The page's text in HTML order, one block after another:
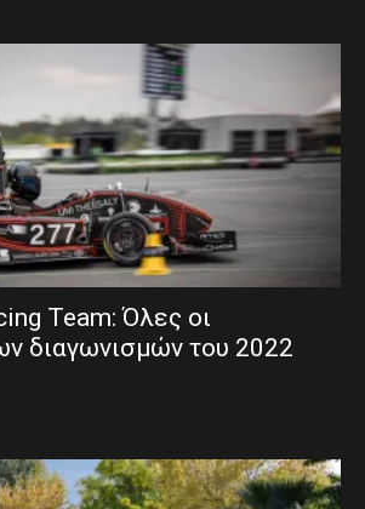
Team: Όλες οι
διαγωνισμών του 2022